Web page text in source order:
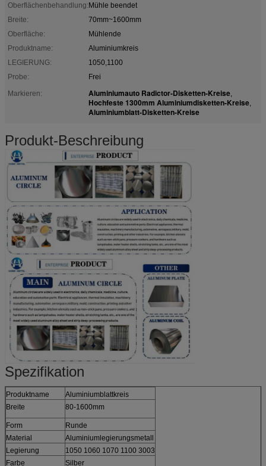
Oberflächenbehandlung:Mühle beendet
Breite:
70mm~1600mm
Oberfläche:
Mühlende
Produktname:
Aluminiumkreis
LEGIERUNG:
1050,1100
Probe:
Frei
Markieren:
Aluminiumauto Radictor-Disketten-Kreise,
Hochfeste 1300mm Aluminiumdisketten-Kreise,
Aluminiumblatt-Disketten-Kreise
Produkt-Beschreibung
Spezifikation
Produktname
Aluminiumblattkreis
Breite
80-1600mm
Form
Runde
Material
Aluminiumlegierungsmetall
Legierung
1050 1060 1070 1100 3003
Farbe
Silber